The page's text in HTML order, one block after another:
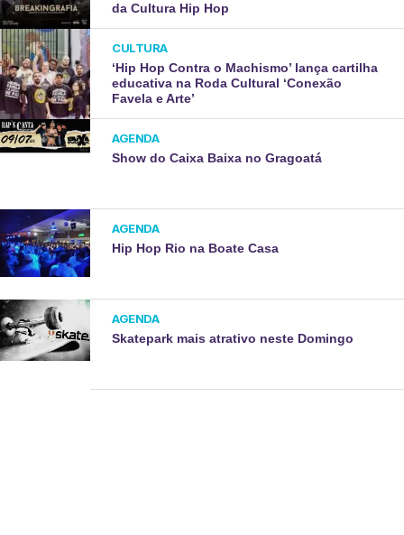
da Cultura Hip Hop
CULTURA
‘Hip Hop Contra o Machismo’ lança cartilha
educativa na Roda Cultural ‘Conexão
Favela e Arte’
AGENDA
Show do Caixa Baixa no Gragoatá
AGENDA
Hip Hop Rio na Boate Casa
AGENDA
Skatepark mais atrativo neste Domingo